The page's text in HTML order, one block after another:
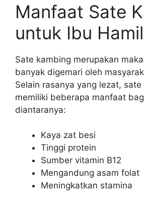
Manfaat Sate
untuk Ibu Hamil
Sate kambing merupakan
banyak digemari oleh
Selain rasanya yang lezat,
memiliki beberapa manfaat
diantaranya:
Kaya zat besi
Tinggi protein
Sumber vitamin B12
Mengandung asam folat
Meningkatkan stamina